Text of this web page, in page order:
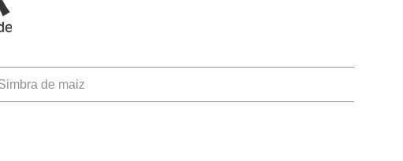
simbra de maiz